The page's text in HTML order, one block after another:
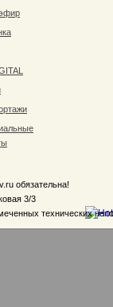
обязательна!
3/3
технических